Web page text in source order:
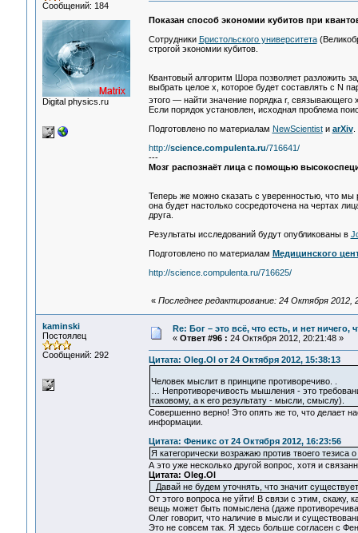
Сообщений: 184
Digital physics.ru
Показан способ экономии кубитов при
Сотрудники Бристольского университета
строгой экономии кубитов.
Квантовый алгоритм Шора позволяет разложить
выбрать целое x, которое будет составлять с N
этого — найти значение порядка r, связывающего
Если порядок установлен, исходная проблема
Подготовлено по материалам NewScientistи arXiv.
http://science.compulenta.ru/716641/
---
Мозг распознаёт лица с помощью
Теперь же можно сказать с уверенностью, что мы
она будет настолько сосредоточена на чертах
друга.
Результаты исследований будут опубликованы в
Подготовлено по материалам Медицинского
http://science.compulenta.ru/716625/
« Последнее редактирование: 24 Октября 2012,
kaminski
Постоялец
Сообщений: 292
Re: Бог – это всё, что есть, и нет
« Ответ #96 : 24 Октября 2012, 20:21:48 »
Цитата: Oleg.Ol от 24 Октября 2012, 15:38:13
Человек мыслит в принципе противоречиво. .
… Непротиворечивость мышления - это
таковому, а к его результату - мысли, смыслу).
Совершенно верно! Это опять же то, что делает
информации.
Цитата: Феникс от 24 Октября 2012, 16:23:56
Я категорически возражаю против твоего
А это уже несколько другой вопрос, хотя и
Цитата: Oleg.Ol
Давай не будем уточнять, что значит
От этого вопроса не уйти! В связи с этим, скажу,
вещь может быть помыслена (даже
Олег говорит, что наличие в мысли и
Это не совсем так. Я здесь больше согласен с